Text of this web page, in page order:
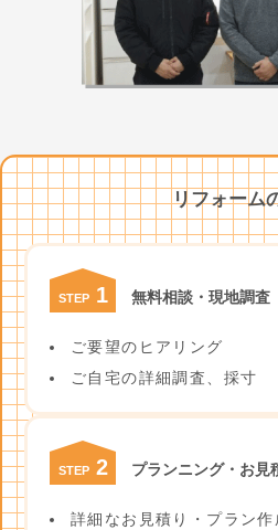
リフォーム
STEP 1 無料相談・現地調査
ご要望のヒアリング
ご自宅の詳細調査、採寸
STEP 2 プランニング・お見
詳細なお見積り・プラン作